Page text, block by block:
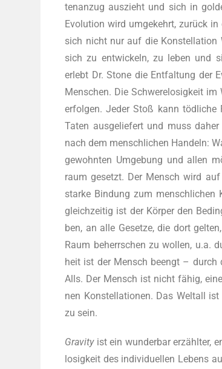
ten­an­zug aus­zieht und sich in
Evo­lu­ti­on wird umge­kehrt, zurück
sich nicht nur auf die Kon­stel­la­ti­on
sich zu ent­wi­ckeln, zu leben und
erlebt Dr. Stone die Ent­fal­tung der
Men­schen. Die Schwe­re­lo­sig­keit
erfol­gen. Jeder Stoß kann töd­li­che
Taten aus­ge­lie­fert und muss
nach dem mensch­li­chen Han­deln:
gewohn­ten Umge­bung und allen
raum gesetzt. Der Mensch wird
star­ke Bin­dung zum mensch­li­chen
gleich­zei­tig ist der Kör­per den
ben, an alle Geset­ze, die dort
Raum beherr­schen zu wol­len, u.a.
heit ist der Mensch beengt – durch
Alls. Der Mensch ist nicht fähig,
nen Kon­stel­la­tio­nen. Das Welt­all
zu sein.
Gra­vi­tyist ein wun­der­bar erzähl­ter,
lo­sig­keit des indi­vi­du­el­len Lebens